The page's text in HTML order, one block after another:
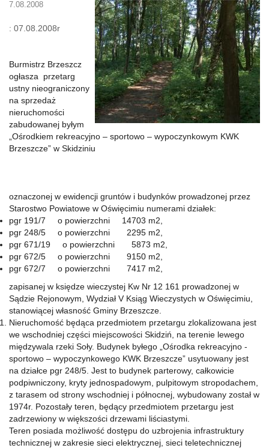
7.08.2008
: 07.08.2008r
Burmistrz Brzeszcz
ogłasza przetarg
ustny nieograniczony
na sprzedaż
nieruchomości
zabudowanej byłym
„Ośrodkiem rekreacyjno – sportowo – wypoczynkowym KWK
Brzeszcze” w Skidziniu
oznaczonej w ewidencji gruntów i budynków prowadzonej przez
Starostwo Powiatowe w Oświęcimiu numerami działek:
pgr 191/7 o powierzchni 14703 m2,
pgr 248/5 o powierzchni 2295 m2,
pgr 671/19 o powierzchni 5873 m2,
pgr 672/5 o powierzchni 9150 m2,
pgr 672/7 o powierzchni 7417 m2,
zapisanej w księdze wieczystej Kw Nr 12 161 prowadzonej w
Sądzie Rejonowym, Wydział V Ksiąg Wieczystych w Oświęcimiu,
stanowiącej własność Gminy Brzeszcze.
Nieruchomość będąca przedmiotem przetargu zlokalizowana jest
we wschodniej części miejscowości Skidziń, na terenie lewego
międzywala rzeki Soły. Budynek byłego „Ośrodka rekreacyjno -
sportowo – wypoczynkowego KWK Brzeszcze” usytuowany jest
na działce pgr 248/5. Jest to budynek parterowy, całkowicie
podpiwniczony, kryty jednospadowym, pulpitowym stropodachem,
z tarasem od strony wschodniej i północnej, wybudowany został w
1974r. Pozostały teren, będący przedmiotem przetargu jest
zadrzewiony w większości drzewami liściastymi.
Teren posiada możliwość dostępu do uzbrojenia infrastruktury
technicznej w zakresie sieci elektrycznej, sieci teletechnicznej